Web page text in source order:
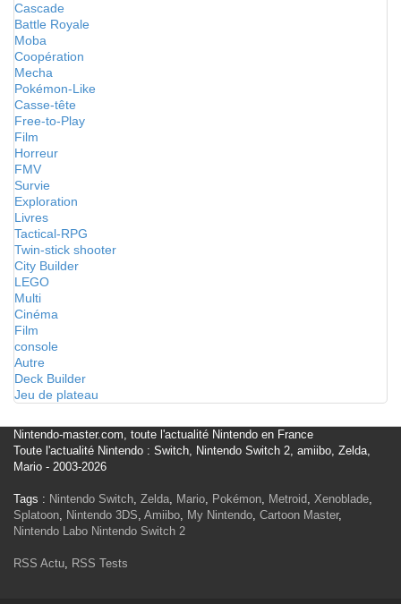
Cascade
Battle Royale
Moba
Coopération
Mecha
Pokémon-Like
Casse-tête
Free-to-Play
Film
Horreur
FMV
Survie
Exploration
Livres
Tactical-RPG
Twin-stick shooter
City Builder
LEGO
Multi
Cinéma
Film
console
Autre
Deck Builder
Jeu de plateau
Nintendo-master.com, toute l'actualité Nintendo en France
Toute l'actualité Nintendo : Switch, Nintendo Switch 2, amiibo, Zelda,
Mario - 2003-2026
Tags : Nintendo Switch, Zelda, Mario, Pokémon, Metroid, Xenoblade,
Splatoon, Nintendo 3DS, Amiibo, My Nintendo, Cartoon Master,
Nintendo Labo Nintendo Switch 2
RSS Actu, RSS Tests